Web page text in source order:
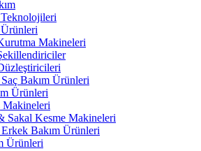
Ürünleri
Makineleri
Bakım Ürünleri
Ürünleri
Makineleri
Sakal Kesme Makineleri
Bakım Ürünleri
Ürünleri